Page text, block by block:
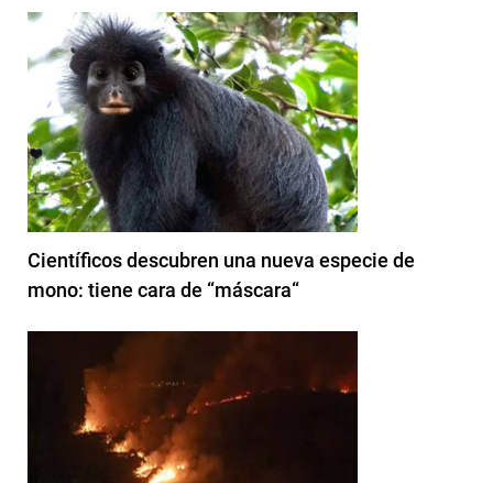
Científicos descubren una nueva especie de
mono: tiene cara de “máscara“